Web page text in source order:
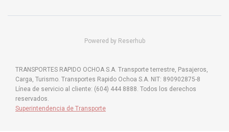
Powered by Reserhub
TRANSPORTES RAPIDO OCHOA S.A. Transporte terrestre, Pasajeros,
Carga, Turismo. Transportes Rapido Ochoa S.A. NIT: 890902875-8
Línea de servicio al cliente: (604) 444 8888. Todos los derechos
reservados.
Superintendencia de Transporte